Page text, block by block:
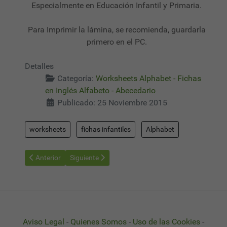
Especialmente en Educación Infantil y Primaria.
Para Imprimir la lámina, se recomienda, guardarla
primero en el PC.
Detalles
Categoría: Worksheets Alphabet - Fichas
en Inglés Alfabeto - Abecedario
Publicado: 25 Noviembre 2015
worksheets fichas infantiles Alphabet
Artículo anterior: Worksheets Alphabet 17 - Fichas Alfabeto en
Anterior Artículo siguiente: Worksheets Alphabet 19 -
Siguiente
Aviso Legal - Quienes Somos - Uso de las Cookies -